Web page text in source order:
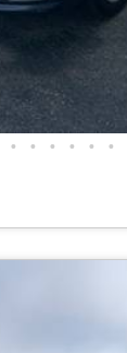
• • • • • •